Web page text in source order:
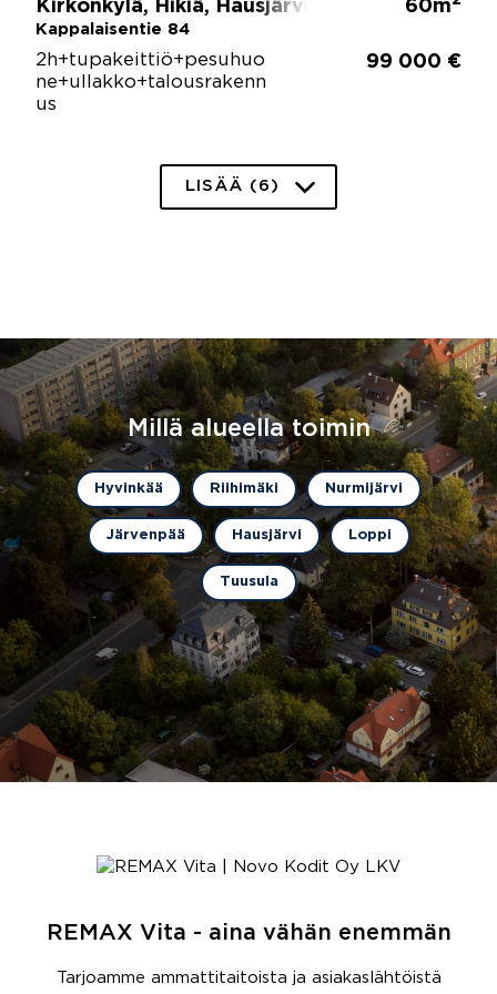
Kirkonkylä, Hikiä, Hausjärvi
Kappalaisentie 84
60m
2h+tupakeittiö+pesuhuo
ne+ullakko+talousrakenn
us
99 000 €
LISÄÄ (6)
Millä alueella toimin
Hyvinkää Riihimäki Nurmijärvi
Järvenpää Hausjärvi Loppi
Tuusula
REMAX Vita - aina vähän enemmän
Tarjoamme ammattitaitoista ja asiakaslähtöistä